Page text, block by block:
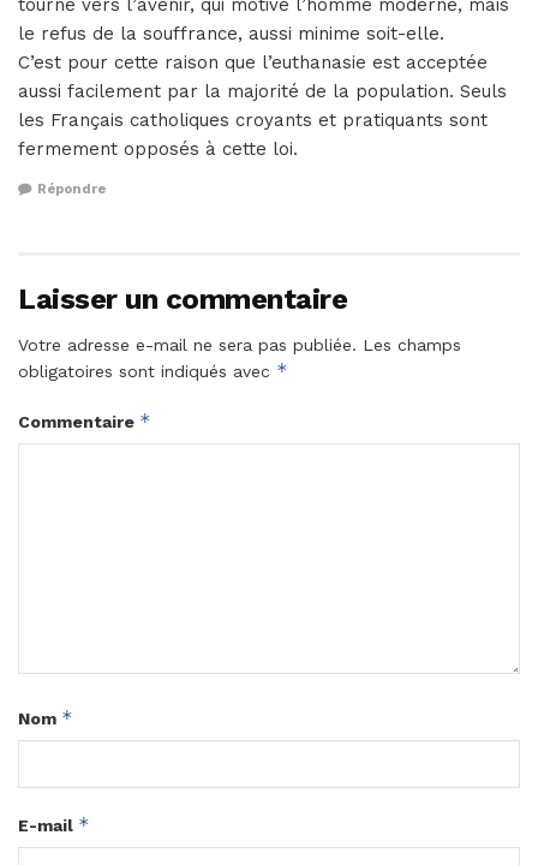
tourné vers l’avenir, qui motive l’homme moderne, mais
le refus de la souffrance, aussi minime soit-elle.
C’est pour cette raison que l’euthanasie est acceptée
aussi facilement par la majorité de la population. Seuls
les Français catholiques croyants et pratiquants sont
fermement opposés à cette loi.
Répondre
Laisser un commentaire
Votre adresse e-mail ne sera pas publiée. Les champs
obligatoires sont indiqués avec *
Commentaire *
Nom *
E-mail *